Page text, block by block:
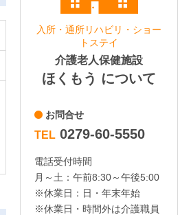
入所・通所リハビリ・ショー
トステイ
介護老人保健施設
ほくもう について
お問合せ
TEL 0279-60-5550
電話受付時間
月～土：午前8:30～午後5:00
※休業日：日・年末年始
※休業日・時間外は介護職員